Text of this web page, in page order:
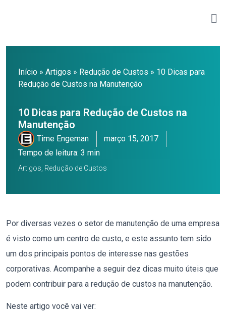
Início » Artigos » Redução de Custos » 10 Dicas para
Redução de Custos na Manutenção
10 Dicas para Redução de Custos na
Manutenção
Time Engeman
março 15, 2017
Tempo de leitura: 3 min
Artigos Redução de Custos
Por diversas vezes o setor de manutenção de uma empresa
é visto como um centro de custo, e este assunto tem sido
um dos principais pontos de interesse nas gestões
corporativas. Acompanhe a seguir dez dicas muito úteis que
podem contribuir para a redução de custos na manutenção.
Neste artigo você vai ver: